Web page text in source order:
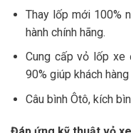
Thay lốp mới 100%
hành chính hãng.
Cung cấp vỏ lốp xe
90% giúp khách
Câu bình Ôtô, kích